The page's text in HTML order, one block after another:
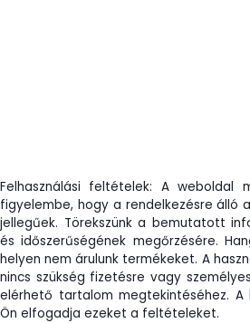
Felhasználási feltételek: A weboldal
figyelembe, hogy a rendelkezésre álló
jellegűek. Törekszünk a bemutatott
és időszerűségének megőrzésére.
helyen nem árulunk termékeket. A
nincs szükség fizetésre vagy
elérhető tartalom megtekintéséhez.
Ön elfogadja ezeket a feltételeket.